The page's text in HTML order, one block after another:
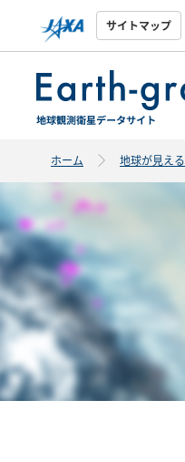
サイトマップ
ホーム 地球が見える